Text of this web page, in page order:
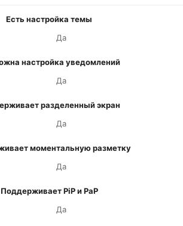
Есть настройка темы
Да
настройка уведомлений
Да
разделенный экран
Да
моментальную разметку
Да
Поддерживает PiP и PaP
Да